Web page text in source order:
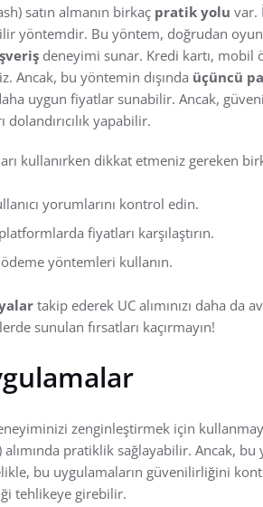
satın almanın birkaç pratik yolu var.
yöntemdir. Bu yöntem, doğrudan
deneyimi sunar. Kredi kartı, mobil
Ancak, bu yöntemin dışında üçüncü
uygun fiyatlar sunabilir. Ancak,
dolandırıcılık yapabilir.
kullanırken dikkat etmeniz gereken
yorumlarını kontrol edin.
fiyatları karşılaştırın.
yöntemleri kullanın.
takip ederek UC alımınızı daha da
sunulan fırsatları kaçırmayın!
zenginleştirmek için
pratiklik sağlayabilir. Ancak, bu
bu uygulamaların güvenilirliğini
tehlikeye girebilir.